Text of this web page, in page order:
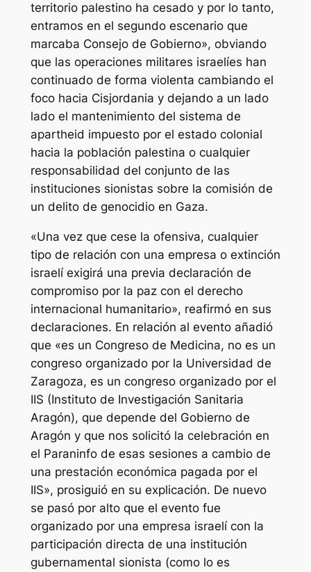
territorio palestino ha cesado y por lo tanto,
entramos en el segundo escenario que
marcaba Consejo de Gobierno», obviando
que las operaciones militares israelíes han
continuado de forma violenta cambiando el
foco hacia Cisjordania y dejando a un lado
lado el mantenimiento del sistema de
apartheid impuesto por el estado colonial
hacia la población palestina o cualquier
responsabilidad del conjunto de las
instituciones sionistas sobre la comisión de
un delito de genocidio en Gaza.
«Una vez que cese la ofensiva, cualquier
tipo de relación con una empresa o extinción
israelí exigirá una previa declaración de
compromiso por la paz con el derecho
internacional humanitario», reafirmó en sus
declaraciones. En relación al evento añadió
que «es un Congreso de Medicina, no es un
congreso organizado por la Universidad de
Zaragoza, es un congreso organizado por el
IIS (Instituto de Investigación Sanitaria
Aragón), que depende del Gobierno de
Aragón y que nos solicitó la celebración en
el Paraninfo de esas sesiones a cambio de
una prestación económica pagada por el
IIS», prosiguió en su explicación. De nuevo
se pasó por alto que el evento fue
organizado por una empresa israelí con la
participación directa de una institución
gubernamental sionista (como lo es